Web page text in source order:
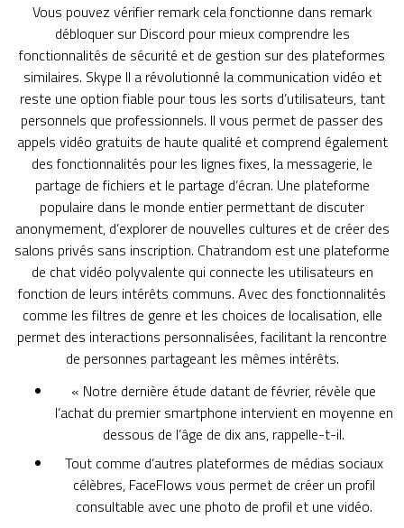
Vous pouvez vérifier remark cela fonctionne dans remark
débloquer sur Discord pour mieux comprendre les
fonctionnalités de sécurité et de gestion sur des plateformes
similaires. Skype Il a révolutionné la communication vidéo et
reste une option fiable pour tous les sorts d’utilisateurs, tant
personnels que professionnels. Il vous permet de passer des
appels vidéo gratuits de haute qualité et comprend également
des fonctionnalités pour les lignes fixes, la messagerie, le
partage de fichiers et le partage d’écran. Une plateforme
populaire dans le monde entier permettant de discuter
anonymement, d’explorer de nouvelles cultures et de créer des
salons privés sans inscription. Chatrandom est une plateforme
de chat vidéo polyvalente qui connecte les utilisateurs en
fonction de leurs intérêts communs. Avec des fonctionnalités
comme les filtres de genre et les choices de localisation, elle
permet des interactions personnalisées, facilitant la rencontre
de personnes partageant les mêmes intérêts.
« Notre dernière étude datant de février, révèle que
l’achat du premier smartphone intervient en moyenne en
dessous de l’âge de dix ans, rappelle-t-il.
Tout comme d’autres plateformes de médias sociaux
célèbres, FaceFlows vous permet de créer un profil
consultable avec une photo de profil et une vidéo.